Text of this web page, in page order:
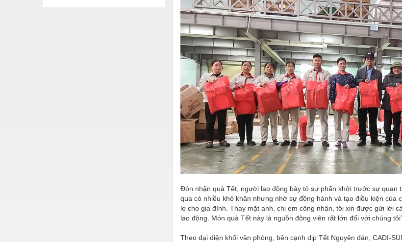
Đón nhận quà Tết, người lao động bày tỏ sự phấn khởi trước sự quan
qua có nhiều khó khăn nhưng nhờ sự đồng hành và tạo điều kiện của
lo cho gia đình. Thay mặt anh, chị em công nhân, tôi xin được gửi lời
lao động. Món quà Tết này là nguồn động viên rất lớn đối với chúng
Theo đại diện khối văn phòng, bên cạnh dịp Tết Nguyên đán, CADI-